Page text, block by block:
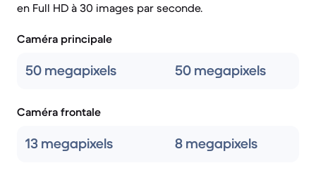
en Full HD à 30 images par seconde.
Caméra principale
50 megapixels 50 megapixels
Caméra frontale
13 megapixels 8 megapixels